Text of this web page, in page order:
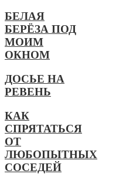
БЕЛАЯ
БЕРЁЗА ПОД
МОИМ
ОКНОМ
ДОСЬЕ НА
РЕВЕНЬ
КАК
СПРЯТАТЬСЯ
ОТ
ЛЮБОПЫТНЫХ
СОСЕДЕЙ